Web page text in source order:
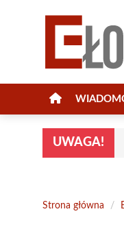
UWAGA!
Strona główna /